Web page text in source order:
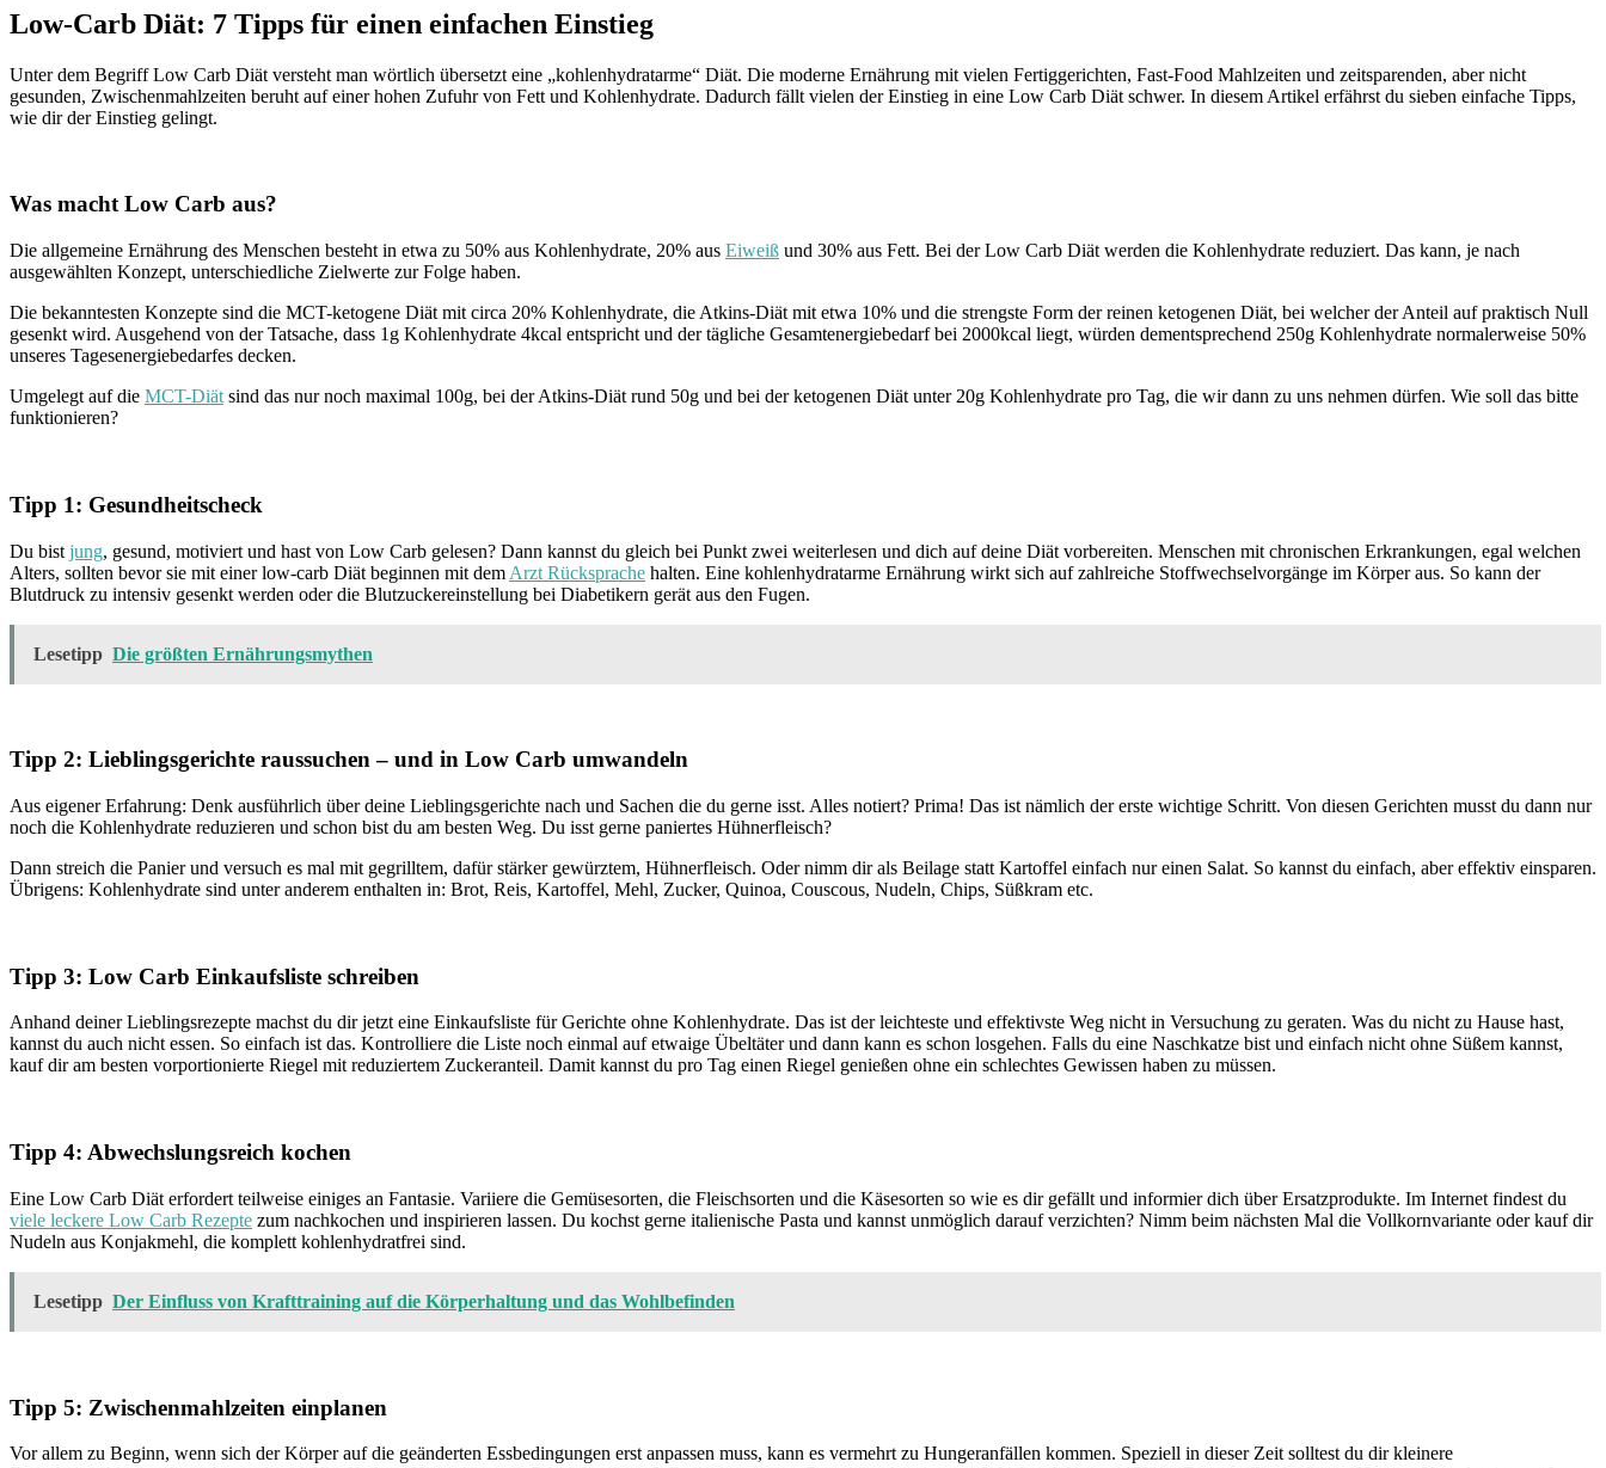
Low-Carb Diät: 7 Tipps für einen einfachen Einstieg
Unter dem Begriff Low Carb Diät versteht man wörtlich übersetzt eine „kohlenhydratarme“ Diät. Die moderne Ernährung mit vielen Fertiggerichten, Fast-Food Mahlzeiten und zeitsparenden, aber nicht
gesunden, Zwischenmahlzeiten beruht auf einer hohen Zufuhr von Fett und Kohlenhydrate. Dadurch fällt vielen der Einstieg in eine Low Carb Diät schwer. In diesem Artikel erfährst du sieben einfache Tipps,
wie dir der Einstieg gelingt.
Was macht Low Carb aus?
Die allgemeine Ernährung des Menschen besteht in etwa zu 50% aus Kohlenhydrate, 20% aus Eiweiß und 30% aus Fett. Bei der Low Carb Diät werden die Kohlenhydrate reduziert. Das kann, je nach
ausgewählten Konzept, unterschiedliche Zielwerte zur Folge haben.
Die bekanntesten Konzepte sind die MCT-ketogene Diät mit circa 20% Kohlenhydrate, die Atkins-Diät mit etwa 10% und die strengste Form der reinen ketogenen Diät, bei welcher der Anteil auf praktisch Null
gesenkt wird. Ausgehend von der Tatsache, dass 1g Kohlenhydrate 4kcal entspricht und der tägliche Gesamtenergiebedarf bei 2000kcal liegt, würden dementsprechend 250g Kohlenhydrate normalerweise 50%
unseres Tagesenergiebedarfes decken.
Umgelegt auf die MCT-Diät sind das nur noch maximal 100g, bei der Atkins-Diät rund 50g und bei der ketogenen Diät unter 20g Kohlenhydrate pro Tag, die wir dann zu uns nehmen dürfen. Wie soll das bitte
funktionieren?
Tipp 1: Gesundheitscheck
Du bist jung, gesund, motiviert und hast von Low Carb gelesen? Dann kannst du gleich bei Punkt zwei weiterlesen und dich auf deine Diät vorbereiten. Menschen mit chronischen Erkrankungen, egal welchen
Alters, sollten bevor sie mit einer low-carb Diät beginnen mit dem Arzt Rücksprache halten. Eine kohlenhydratarme Ernährung wirkt sich auf zahlreiche Stoffwechselvorgänge im Körper aus. So kann der
Blutdruck zu intensiv gesenkt werden oder die Blutzuckereinstellung bei Diabetikern gerät aus den Fugen.
Lesetipp Die größten Ernährungsmythen
Tipp 2: Lieblingsgerichte raussuchen – und in Low Carb umwandeln
Aus eigener Erfahrung: Denk ausführlich über deine Lieblingsgerichte nach und Sachen die du gerne isst. Alles notiert? Prima! Das ist nämlich der erste wichtige Schritt. Von diesen Gerichten musst du dann nur
noch die Kohlenhydrate reduzieren und schon bist du am besten Weg. Du isst gerne paniertes Hühnerfleisch?
Dann streich die Panier und versuch es mal mit gegrilltem, dafür stärker gewürztem, Hühnerfleisch. Oder nimm dir als Beilage statt Kartoffel einfach nur einen Salat. So kannst du einfach, aber effektiv einsparen.
Übrigens: Kohlenhydrate sind unter anderem enthalten in: Brot, Reis, Kartoffel, Mehl, Zucker, Quinoa, Couscous, Nudeln, Chips, Süßkram etc.
Tipp 3: Low Carb Einkaufsliste schreiben
Anhand deiner Lieblingsrezepte machst du dir jetzt eine Einkaufsliste für Gerichte ohne Kohlenhydrate. Das ist der leichteste und effektivste Weg nicht in Versuchung zu geraten. Was du nicht zu Hause hast,
kannst du auch nicht essen. So einfach ist das. Kontrolliere die Liste noch einmal auf etwaige Übeltäter und dann kann es schon losgehen. Falls du eine Naschkatze bist und einfach nicht ohne Süßem kannst,
kauf dir am besten vorportionierte Riegel mit reduziertem Zuckeranteil. Damit kannst du pro Tag einen Riegel genießen ohne ein schlechtes Gewissen haben zu müssen.
Tipp 4: Abwechslungsreich kochen
Eine Low Carb Diät erfordert teilweise einiges an Fantasie. Variiere die Gemüsesorten, die Fleischsorten und die Käsesorten so wie es dir gefällt und informier dich über Ersatzprodukte. Im Internet findest du
viele leckere Low Carb Rezepte zum nachkochen und inspirieren lassen. Du kochst gerne italienische Pasta und kannst unmöglich darauf verzichten? Nimm beim nächsten Mal die Vollkornvariante oder kauf dir
Nudeln aus Konjakmehl, die komplett kohlenhydratfrei sind.
Lesetipp Der Einfluss von Krafttraining auf die Körperhaltung und das Wohlbefinden
Tipp 5: Zwischenmahlzeiten einplanen
Vor allem zu Beginn, wenn sich der Körper auf die geänderten Essbedingungen erst anpassen muss, kann es vermehrt zu Hungeranfällen kommen. Speziell in dieser Zeit solltest du dir kleinere